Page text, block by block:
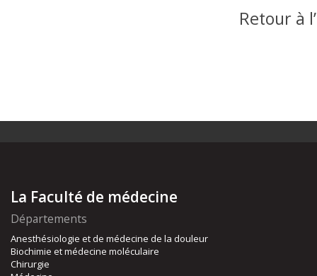
Retour à
La Faculté de médecine
Départements
Anesthésiologie et de médecine de la douleur
Biochimie et médecine moléculaire
Chirurgie